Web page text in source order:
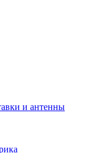
и антенны